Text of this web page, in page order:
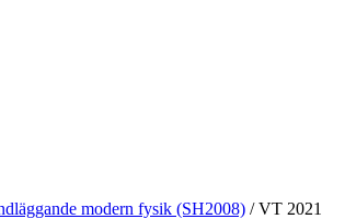
modern fysik (SH2008) /VT 2021